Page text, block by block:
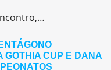
Em clima de reencontro, a equipe pedagógica participou da abertura do semestre letivo com treinamentos e simulação de emergência
GOTHIA CUP E DANA